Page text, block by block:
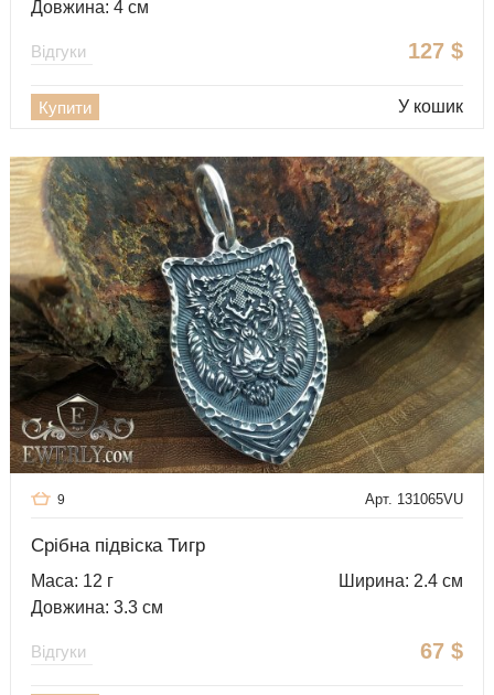
Довжина: 4 см
127 $
Відгуки
Купити У кошик
Арт. 131065VU
9
Срібна підвіска Тигр
Маса: 12 г
Ширина: 2.4 см
Довжина: 3.3 см
67 $
Відгуки